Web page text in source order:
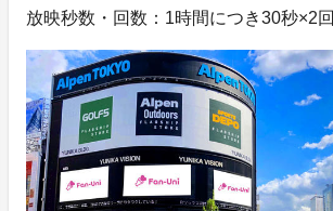
放映秒数・回数：1時間につき30秒×2回